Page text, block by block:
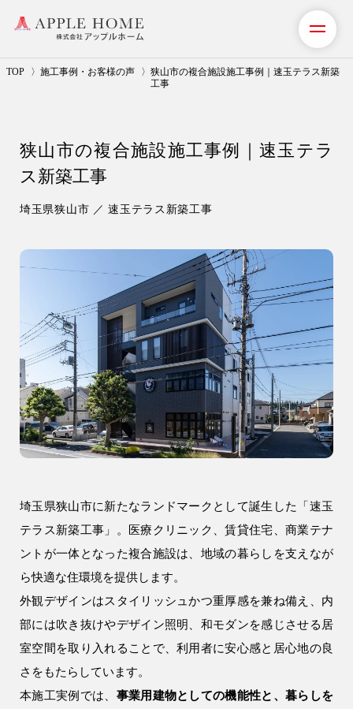
TOP 施工事例・お客様の声
狭山市の複合施設施工事例｜速玉テラス新築
工事
狭山市の複合施設施工事例｜速玉テラ
ス新築工事
埼玉県狭山市 ／ 速玉テラス新築工事
埼玉県狭山市に新たなランドマークとして誕生した「速玉
テラス新築工事」。医療クリニック、賃貸住宅、商業テナ
ントが一体となった複合施設は、地域の暮らしを支えなが
ら快適な住環境を提供します。
外観デザインはスタイリッシュかつ重厚感を兼ね備え、内
部には吹き抜けやデザイン照明、和モダンを感じさせる居
室空間を取り入れることで、利用者に安心感と居心地の良
さをもたらしています。
本施工実例では、 事業用建物としての機能性と、暮らしを
事業紹介（注文住宅）
リフォーム・リノベーション
ショールーム・モデルハウス
施工事例・お客様の声
注文住宅
WELL+
テクノストラクチャー
R+house
リフォーム・リノベーション
リフォーム・リノベーション
建設事業
アパート建築
事業用建物